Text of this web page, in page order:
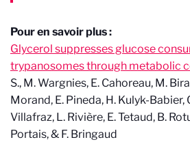
Pour en savoir plus :
Glycerol suppresses glucose
trypanosomes through metabolic
S., M. Wargnies, E. Cahoreau, M.
Morand, E. Pineda, H. Kulyk-Babier,
Villafraz, L. Rivière, E. Tetaud, B.
Portais, & F. Bringaud